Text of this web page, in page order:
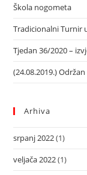
Škola nogometa
Tradicionalni Turnir
Tjedan 36/2020 –
(24.08.2019.)
Arhiva
srpanj 2022(1)
veljača 2022(1)